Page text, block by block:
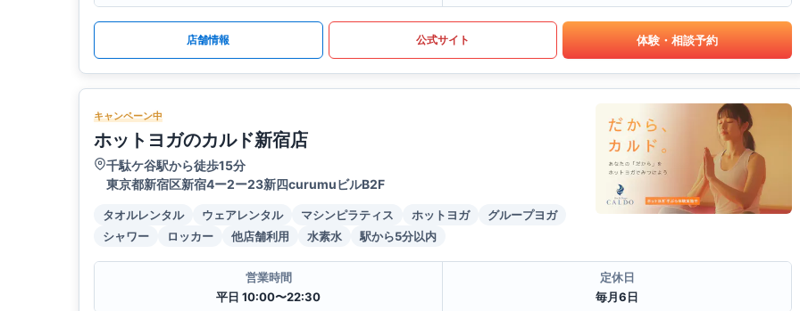
店舗情報 公式サイト 体験・相談予約
キャンペーン中
ホットヨガのカルド新宿店
千駄ケ谷駅から徒歩15分
東京都新宿区新宿4ー2ー23新四curumuビルB2F
タオルレンタル ウェアレンタル マシンピラティス ホットヨガ
グループヨガ
シャワー
ロッカー 他店舗利用 水素水 駅から5分以内
営業時間
平日 10:00〜22:30
定休日
毎月6日